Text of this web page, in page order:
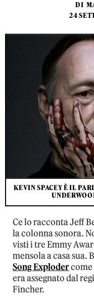
DI
24
KEVIN SPACEY È IL
Ce lo racconta Jeff
la colonna sonora.
visti i tre Emmy
mensola a casa sua.
Song Exploder
era assegnato dal
Fincher.